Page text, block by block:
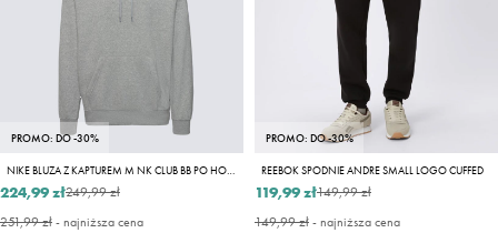
PROMO: DO -30%
NIKE BLUZA Z KAPTUREM M NK CLUB BB PO HOODIE
249,99 zł
224,99 zł
251,99 zł- najniższa cena
PROMO: DO -30%
REEBOK SPODNIE ANDRE SMALL LOGO CUFFED
149,99 zł
119,99 zł
149,99 zł- najniższa cena